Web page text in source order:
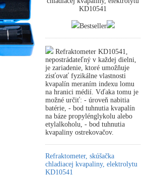
KD10541
Bestseller
Refraktometer KD10541,
nepostrádateľný v každej dielni,
je zariadenie, ktoré umožňuje
zisťovať fyzikálne vlastnosti
kvapalín meraním indexu lomu
na hranici médií. Vďaka tomu je
možné určiť: - úroveň nabitia
batérie, - bod tuhnutia kvapalín
na báze propylénglykolu alebo
etylalkoholu, - bod tuhnutia
kvapaliny ostrekovačov.
Refraktometer, skúšačka
chladiacej kvapaliny, elektrolytu
KD10541